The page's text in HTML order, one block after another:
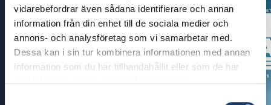
vidarebefordrar även sådana identifierare och annan
information från din enhet till de sociala medier och
annons- och analysföretag som vi samarbetar med.
Dessa kan i sin tur kombinera informationen med annan
information som du har tillhandahållit eller som de har
samlat in när du har använt deras tjänster.